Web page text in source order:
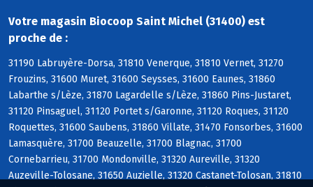
Votre magasin Biocoop Saint Michel (31400) est
proche de :
31190 Labruyère-Dorsa, 31810 Venerque, 31810 Vernet, 31270
Frouzins, 31600 Muret, 31600 Seysses, 31600 Eaunes, 31860
Labarthe s/Lèze, 31870 Lagardelle s/Lèze, 31860 Pins-Justaret,
31120 Pinsaguel, 31120 Portet s/Garonne, 31120 Roques, 31120
Roquettes, 31600 Saubens, 31860 Villate, 31470 Fonsorbes, 31600
Lamasquère, 31700 Beauzelle, 31700 Blagnac, 31700
Cornebarrieu, 31700 Mondonville, 31320 Aureville, 31320
Auzeville-Tolosane, 31650 Auzielle, 31320 Castanet-Tolosan, 31810